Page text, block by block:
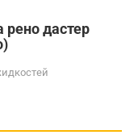
дастер